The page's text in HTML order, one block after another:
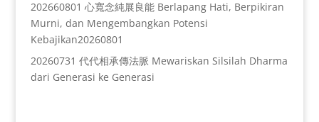
202660801 心寬念純展良能 Berlapang Hati, Berpikiran
Murni, dan Mengembangkan Potensi
Kebajikan20260801
20260731 代代相承傳法脈 Mewariskan Silsilah Dharma
dari Generasi ke Generasi